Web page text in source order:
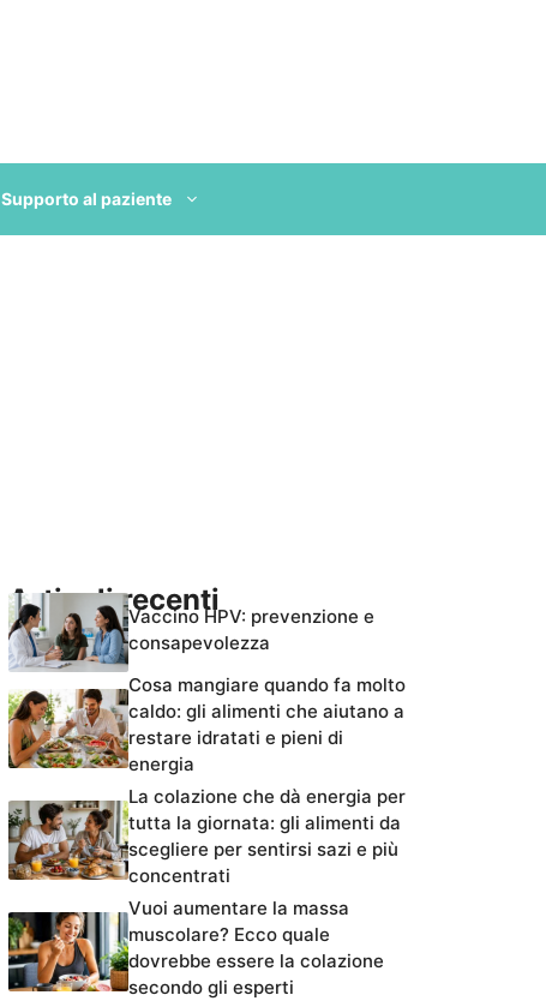
Supporto al paziente
Articoli recentiVaccino HPV: prevenzione e
consapevolezza
Cosa mangiare quando fa molto
caldo: gli alimenti che aiutano a
restare idratati e pieni di
energia
La colazione che dà energia per
tutta la giornata: gli alimenti da
scegliere per sentirsi sazi e più
concentrati
Vuoi aumentare la massa
muscolare? Ecco quale
dovrebbe essere la colazione
secondo gli esperti